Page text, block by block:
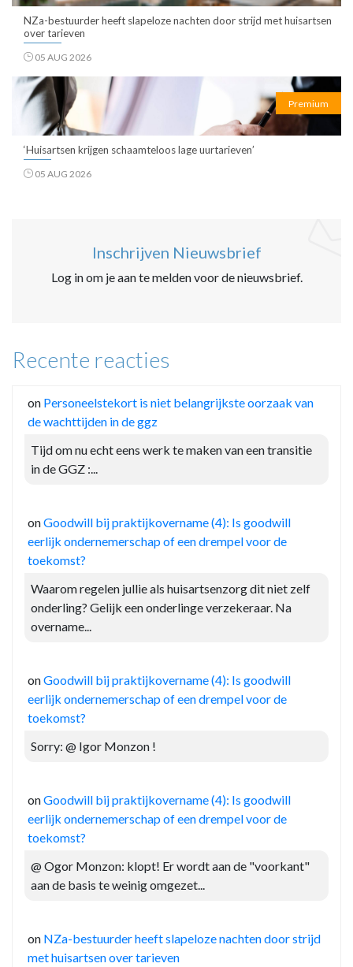
NZa-bestuurder heeft slapeloze nachten door strijd met huisartsen
over tarieven
05 AUG 2026
Premium
‘Huisartsen krijgen schaamteloos lage uurtarieven’
05 AUG 2026
Inschrijven Nieuwsbrief
Log in om je aan te melden voor de nieuwsbrief.
Recente reacties
on Personeelstekort is niet belangrijkste oorzaak van
de wachttijden in de ggz
Tijd om nu echt eens werk te maken van een transitie
in de GGZ :...
onGoodwill bij praktijkovername (4): Is goodwill
eerlijk ondernemerschap of een drempel voor de
toekomst?
Waarom regelen jullie als huisartsenzorg dit niet zelf
onderling? Gelijk een onderlinge verzekeraar. Na
overname...
onGoodwill bij praktijkovername (4): Is goodwill
eerlijk ondernemerschap of een drempel voor de
toekomst?
Sorry: @ Igor Monzon !
onGoodwill bij praktijkovername (4): Is goodwill
eerlijk ondernemerschap of een drempel voor de
toekomst?
@ Ogor Monzon: klopt! Er wordt aan de "voorkant"
aan de basis te weinig omgezet...
on NZa-bestuurder heeft slapeloze nachten door strijd
met huisartsen over tarieven